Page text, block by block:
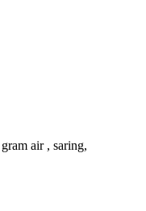
air , saring,